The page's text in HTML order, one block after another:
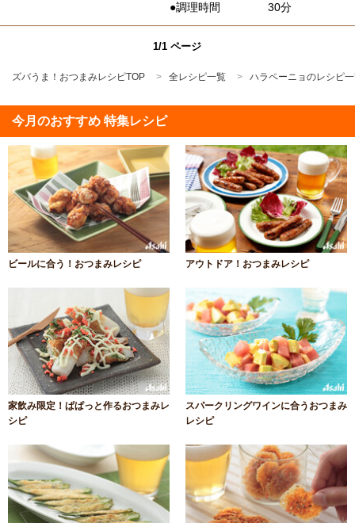
●調理時間
30分
1/1 ページ
ズバうま！おつまみレシピTOP 全レシピ一覧 ハラペーニョのレシピ
今月のおすすめ 特集レシピ
ビールに合う！おつまみレシピ アウトドア！おつまみレシピ
家飲み限定！ぱぱっと作るおつまみレ
シピ
スパークリングワインに合うおつまみ
レシピ